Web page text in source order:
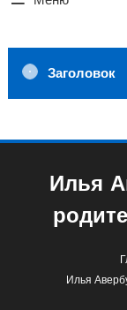
Заголовок
Илья
Илья